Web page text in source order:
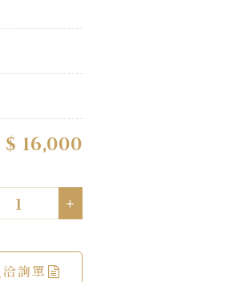
$ 16,000
+
詢單